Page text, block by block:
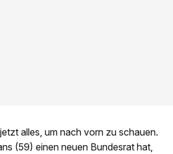
alles, um nach vorn zu schauen.
(59) einen neuen Bundesrat hat,